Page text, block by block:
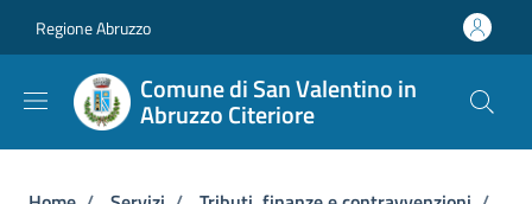
Regione Abruzzo
Comune di San Valentino in
Abruzzo Citeriore